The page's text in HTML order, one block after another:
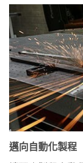
邁向自動化製程